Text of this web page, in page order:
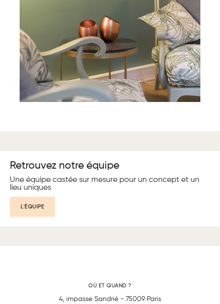
Retrouvez notre équipe
Une équipe castée sur mesure pour un concept et un
lieu uniques
L'ÉQUIPE
OÙ ET QUAND ?
4, impasse Sandrié - 75009 Paris